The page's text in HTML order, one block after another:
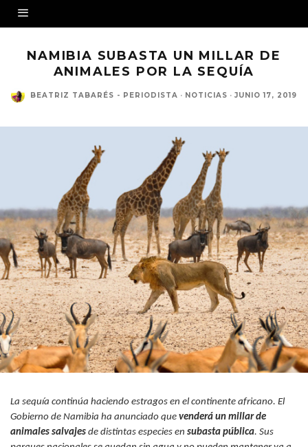
NAMIBIA SUBASTA UN MILLAR DE
ANIMALES POR LA SEQUÍA
BEATRIZ TABARÉS - PERIODISTA · NOTICIAS · JUNIO 17, 2019
La sequía continúa haciendo estragos en el continente africano. El
Gobierno de Namibia ha anunciado que venderá un millar de
animales salvajes de distintas especies en subasta pública. Sus